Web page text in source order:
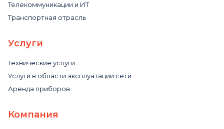
Телекоммуникации и ИТ
Транспортная отрасль
Услуги
Технические услуги
Услуги в области эксплуатации сети
Аренда приборов
Компания